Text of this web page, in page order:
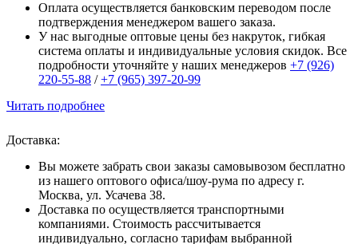
Оплата осуществляется банковским переводом после
подтверждения менеджером вашего заказа.
У нас выгодные оптовые цены без накруток, гибкая
система оплаты и индивидуальные условия скидок. Все
подробности уточняйте у наших менеджеров +7 (926)
220-55-88 /+7 (965) 397-20-99
Читать подробнее
Доставка:
Вы можете забрать свои заказы самовывозом бесплатно
из нашего оптового офиса/шоу-рума по адресу г.
Москва, ул. Усачева 38.
Доставка по осуществляется транспортными
компаниями. Стоимость рассчитывается
индивидуально, согласно тарифам выбранной